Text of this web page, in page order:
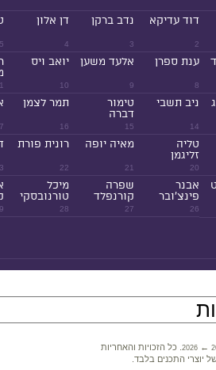
2
דוד עדיקא
3
נדב ברקן
4
דן אלון
5
8
ענת ספרן
9
אלעד משען
10
יואב ויס
14
ניב תשבי
15
טימור
דברה
16
תמר לצמן
20
טליה
זליגמן
21
מאיה יופה
22
רונית פורת
26
אבנר
פינצ'ובר
27
שפרה
קורנפלד
28
מיכל
טורנובסקי
2026 ←
. כל הזכויות והאחריות
יוצרי התכנים בלבד.